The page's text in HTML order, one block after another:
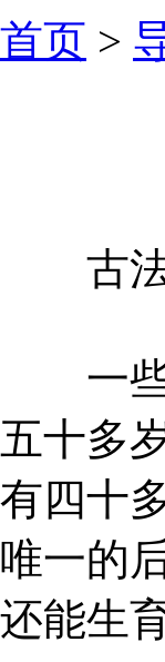
首页 >
古法
一些
五十多
有四十
唯一的
还能生